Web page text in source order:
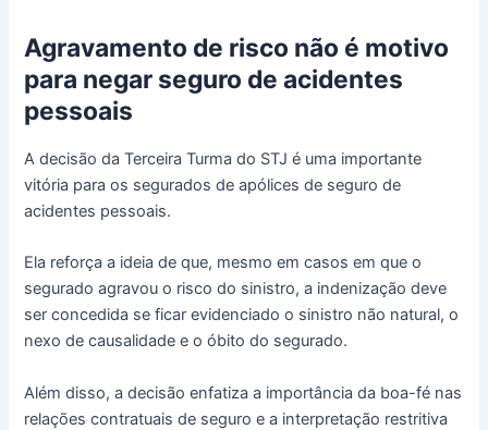
Agravamento de risco não é motivo
para negar seguro de acidentes
pessoais
A decisão da Terceira Turma do STJ é uma importante
vitória para os segurados de apólices de seguro de
acidentes pessoais.
Ela reforça a ideia de que, mesmo em casos em que o
segurado agravou o risco do sinistro, a indenização deve
ser concedida se ficar evidenciado o sinistro não natural, o
nexo de causalidade e o óbito do segurado.
Além disso, a decisão enfatiza a importância da boa-fé nas
relações contratuais de seguro e a interpretação restritiva